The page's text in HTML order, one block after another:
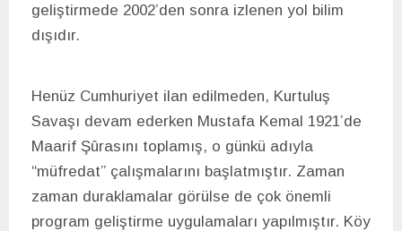
geliştirmede 2002’den sonra izlenen yol bilim
dışıdır.
Henüz Cumhuriyet ilan edilmeden, Kurtuluş
Savaşı devam ederken Mustafa Kemal 1921’de
Maarif Şûrasını toplamış, o günkü adıyla
“müfredat” çalışmalarını başlatmıştır. Zaman
zaman duraklamalar görülse de çok önemli
program geliştirme uygulamaları yapılmıştır. Köy